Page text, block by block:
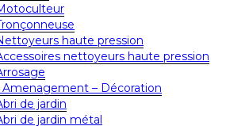
haute pression
nettoyeurs haute pression
Amenagement – Décoration
de jardin
de jardin métal